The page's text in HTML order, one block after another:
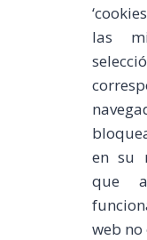
las
en su
que
web no